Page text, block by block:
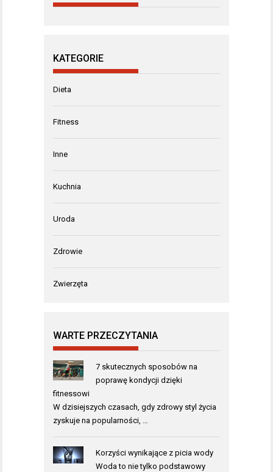
KATEGORIE
Dieta
Fitness
Inne
Kuchnia
Uroda
Zdrowie
Zwierzęta
WARTE PRZECZYTANIA
7 skutecznych sposobów na
poprawę kondycji dzięki
fitnessowi
W dzisiejszych czasach, gdy zdrowy styl życia
zyskuje na popularności, …
Korzyści wynikające z picia wody
Woda to nie tylko podstawowy